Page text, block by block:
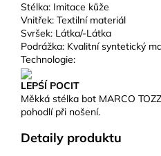
Stélka: Imitace kůže
Vnitřek: Textilní materiál
Svršek: Látka/-Látka
Podrážka: Kvalitní syntetický
Technologie:
LEPŚÍ POCIT
Měkká stélka bot MARCO
pohodlí při nošení.
Detaily produktu